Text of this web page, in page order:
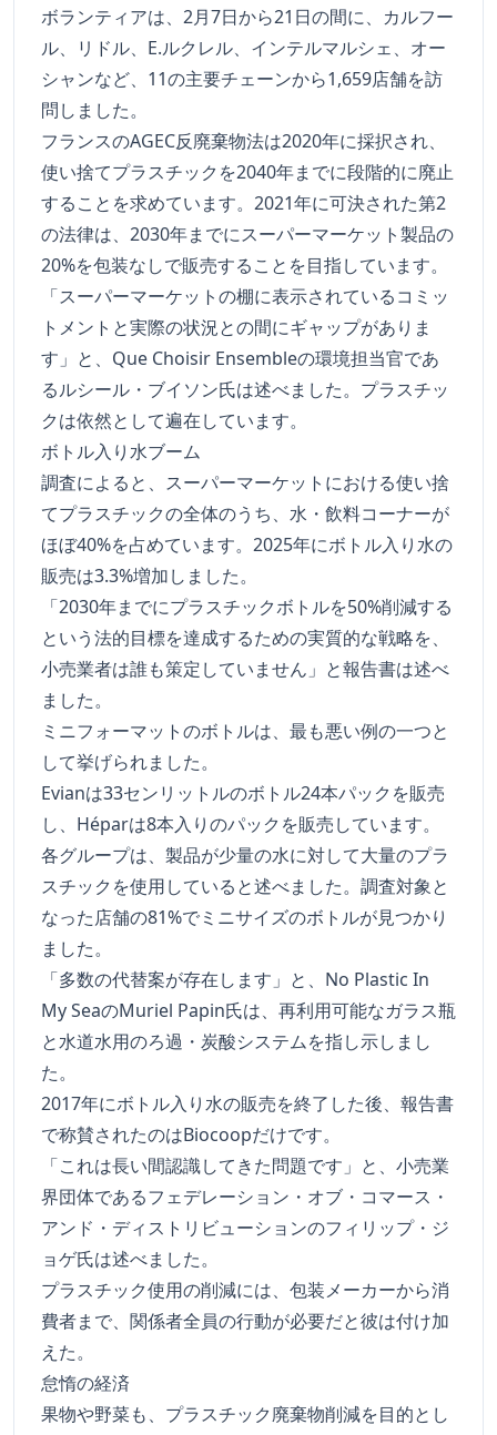
ボランティアは、2月7日から21日の間に、カルフー
ル、リドル、E.ルクレル、インテルマルシェ、オー
シャンなど、11の主要チェーンから1,659店舗を訪
問しました。
フランスのAGEC反廃棄物法は2020年に採択され、
使い捨てプラスチックを2040年までに段階的に廃止
することを求めています。2021年に可決された第2
の法律は、2030年までにスーパーマーケット製品の
20%を包装なしで販売することを目指しています。
「スーパーマーケットの棚に表示されているコミッ
トメントと実際の状況との間にギャップがありま
す」と、Que Choisir Ensembleの環境担当官であ
るルシール・ブイソン氏は述べました。プラスチッ
クは依然として遍在しています。
ボトル入り水ブーム
調査によると、スーパーマーケットにおける使い捨
てプラスチックの全体のうち、水・飲料コーナーが
ほぼ40%を占めています。2025年にボトル入り水の
販売は3.3%増加しました。
「2030年までにプラスチックボトルを50%削減する
という法的目標を達成するための実質的な戦略を、
小売業者は誰も策定していません」と報告書は述べ
ました。
ミニフォーマットのボトルは、最も悪い例の一つと
して挙げられました。
Evianは33センリットルのボトル24本パックを販売
し、Héparは8本入りのパックを販売しています。
各グループは、製品が少量の水に対して大量のプラ
スチックを使用していると述べました。調査対象と
なった店舗の81%でミニサイズのボトルが見つかり
ました。
「多数の代替案が存在します」と、No Plastic In
My SeaのMuriel Papin氏は、再利用可能なガラス瓶
と水道水用のろ過・炭酸システムを指し示しまし
た。
2017年にボトル入り水の販売を終了した後、報告書
で称賛されたのはBiocoopだけです。
「これは長い間認識してきた問題です」と、小売業
界団体であるフェデレーション・オブ・コマース・
アンド・ディストリビューションのフィリップ・ジ
ョゲ氏は述べました。
プラスチック使用の削減には、包装メーカーから消
費者まで、関係者全員の行動が必要だと彼は付け加
えた。
怠惰の経済
果物や野菜も、プラスチック廃棄物削減を目的とし